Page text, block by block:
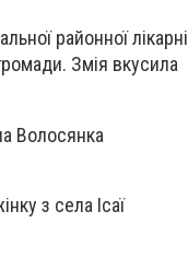
районної лікарні
Змія вкусила
Волосянка
з села Ісаї